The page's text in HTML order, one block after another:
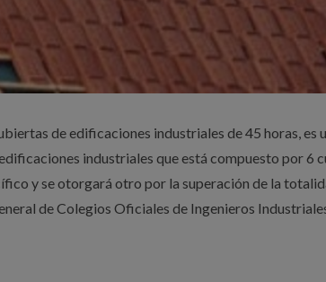
de edificaciones industriales de 45 horas, es
industriales que está compuesto por 6
y se otorgará otro por la superación de la
de Colegios Oficiales de Ingenieros